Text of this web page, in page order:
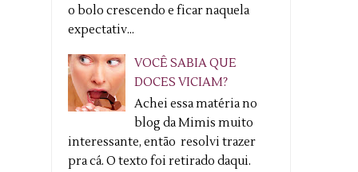
o bolo crescendo e ficar naquela
expectativ...
VOCÊ SABIA QUE
DOCES VICIAM?
Achei essa matéria no
blog da Mimis muito
interessante, então resolvi trazer
pra cá. O texto foi retirado daqui.